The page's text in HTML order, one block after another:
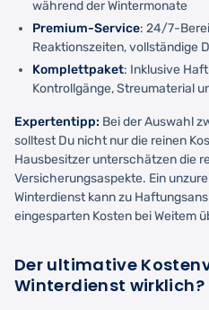
während der Wintermonate
Premium-Service: 24/7-
Reaktionszeiten, vollständige
Komplettpaket: Inklusive
Kontrollgänge, Streumaterial
Expertentipp: Bei der Auswahl
solltest Du nicht nur die reinen
Hausbesitzer unterschätzen die
Versicherungsaspekte. Ein
Winterdienst kann zu
eingesparten Kosten bei Weitem
Der ultimative
Winterdienst wirklich?